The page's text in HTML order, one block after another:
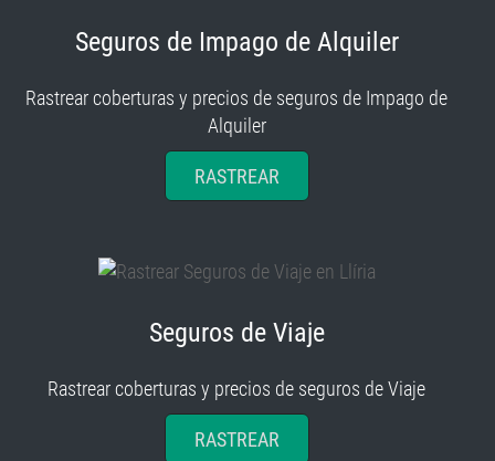
Rastrear coberturas y precios de seguros de Impago de
Alquiler
RASTREAR
Rastrear coberturas y precios de seguros de Viaje
RASTREAR